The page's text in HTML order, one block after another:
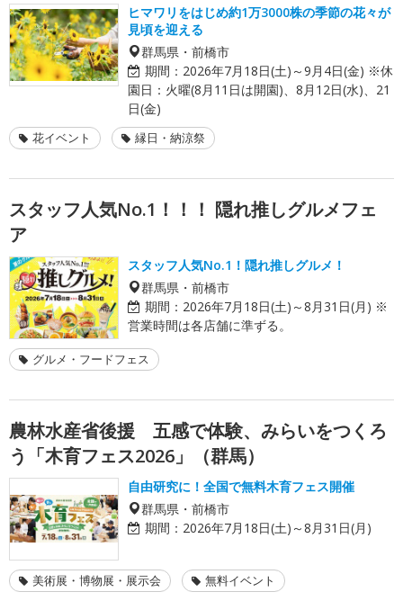
ヒマワリをはじめ約1万3000株の季節の花々が
見頃を迎える
群馬県・前橋市
期間： 2026年7月18日(土)～9月4日(金) ※休
園日：火曜(8月11日は開園)、8月12日(水)、21
日(金)
花イベント 縁日・納涼祭
スタッフ人気No.1！！！ 隠れ推しグルメフェ
ア
スタッフ人気No.1！隠れ推しグルメ！
群馬県・前橋市
期間： 2026年7月18日(土)～8月31日(月) ※
営業時間は各店舗に準ずる。
グルメ・フードフェス
農林水産省後援 五感で体験、みらいをつくろ
う「木育フェス2026」（群馬）
自由研究に！全国で無料木育フェス開催
群馬県・前橋市
期間： 2026年7月18日(土)～8月31日(月)
美術展・博物展・展示会 無料イベント